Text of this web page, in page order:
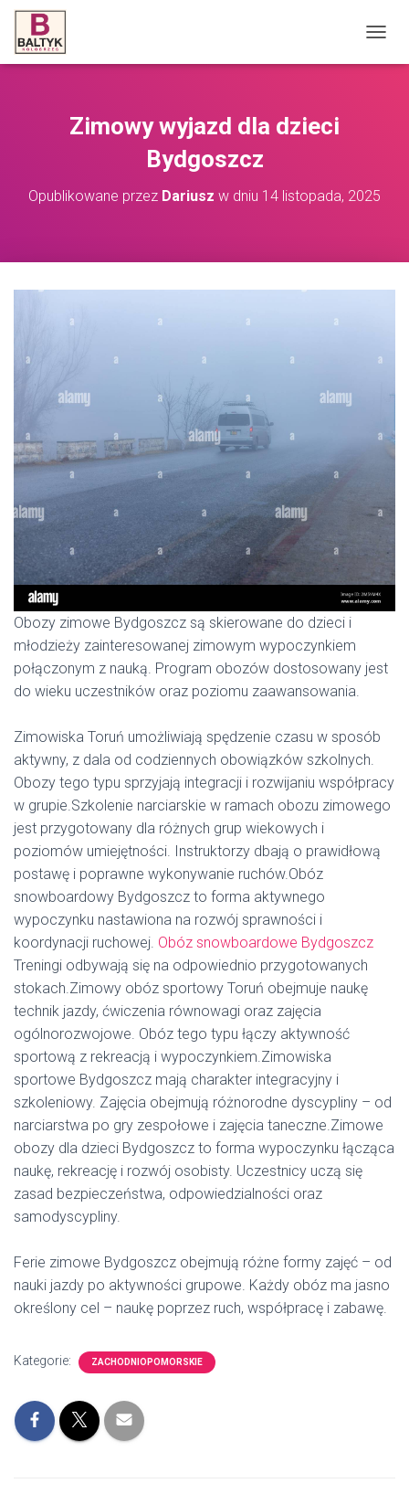
R
A
C
Zimowy wyjazd dla dzieci
Bydgoszcz
Opublikowane przez Dariusz w dniu 14 listopada, 2025
Obozy zimowe Bydgoszcz są skierowane do dzieci i
młodzieży zainteresowanej zimowym wypoczynkiem
połączonym z nauką. Program obozów dostosowany jest
do wieku uczestników oraz poziomu zaawansowania.
Zimowiska Toruń umożliwiają spędzenie czasu w sposób
aktywny, z dala od codziennych obowiązków szkolnych.
Obozy tego typu sprzyjają integracji i rozwijaniu współpracy
w grupie.Szkolenie narciarskie w ramach obozu zimowego
jest przygotowany dla różnych grup wiekowych i
poziomów umiejętności. Instruktorzy dbają o prawidłową
postawę i poprawne wykonywanie ruchów.Obóz
snowboardowy Bydgoszcz to forma aktywnego
wypoczynku nastawiona na rozwój sprawności i
koordynacji ruchowej. Obóz snowboardowe Bydgoszcz
Treningi odbywają się na odpowiednio przygotowanych
stokach.Zimowy obóz sportowy Toruń obejmuje naukę
technik jazdy, ćwiczenia równowagi oraz zajęcia
ogólnorozwojowe. Obóz tego typu łączy aktywność
sportową z rekreacją i wypoczynkiem.Zimowiska
sportowe Bydgoszcz mają charakter integracyjny i
szkoleniowy. Zajęcia obejmują różnorodne dyscypliny – od
narciarstwa po gry zespołowe i zajęcia taneczne.Zimowe
obozy dla dzieci Bydgoszcz to forma wypoczynku łącząca
naukę, rekreację i rozwój osobisty. Uczestnicy uczą się
zasad bezpieczeństwa, odpowiedzialności oraz
samodyscypliny.
Ferie zimowe Bydgoszcz obejmują różne formy zajęć – od
nauki jazdy po aktywności grupowe. Każdy obóz ma jasno
określony cel – naukę poprzez ruch, współpracę i zabawę.
Kategorie: ZACHODNIOPOMORSKIE